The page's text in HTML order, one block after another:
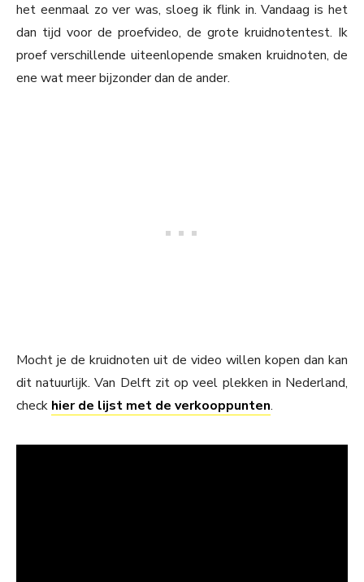
het eenmaal zo ver was, sloeg ik flink in. Vandaag is het
dan tijd voor de proefvideo, de grote kruidnotentest. Ik
proef verschillende uiteenlopende smaken kruidnoten, de
ene wat meer bijzonder dan de ander.
Mocht je de kruidnoten uit de video willen kopen dan kan
dit natuurlijk. Van Delft zit op veel plekken in Nederland,
check hier de lijst met de verkooppunten.